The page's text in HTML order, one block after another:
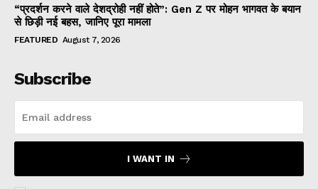
“प्रदर्शन करने वाले देशद्रोही नहीं होते”: Gen Z पर मोहन भागवत के बयान
से छिड़ी नई बहस, जानिए पूरा मामला
FEATURED August 7, 2026
Subscribe
I WANT IN